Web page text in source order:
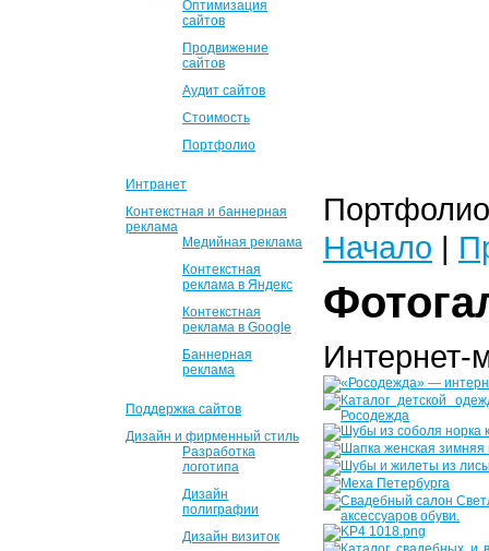
Оптимизация
сайтов
Продвижение
сайтов
Аудит сайтов
Стоимость
Портфолио
Интранет
Контекстная и баннерная
реклама
Медийная реклама
Контекстная
реклама в Яндекс
Контекстная
реклама в Google
Баннерная
реклама
Поддержка сайтов
Дизайн и фирменный стиль
Разработка
логотипа
Дизайн
полиграфии
Дизайн визиток
Начало |
Интернет-